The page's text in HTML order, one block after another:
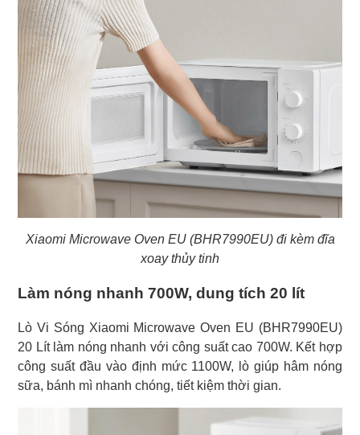
Xiaomi Microwave Oven EU (BHR7990EU) đi kèm đĩa
xoay thủy tinh
Làm nóng nhanh 700W, dung tích 20 lít
Lò Vi Sóng Xiaomi Microwave Oven EU (BHR7990EU)
20 Lít làm nóng nhanh với công suất cao 700W. Kết hợp
công suất đầu vào định mức 1100W, lò giúp hâm nóng
sữa, bánh mì nhanh chóng, tiết kiệm thời gian.